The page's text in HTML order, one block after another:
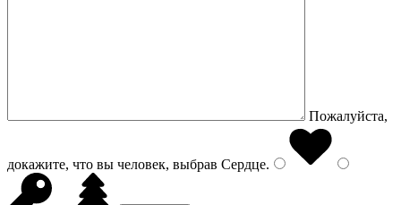
Пожалуйста,
докажите, что вы человек, выбрав Сердце.